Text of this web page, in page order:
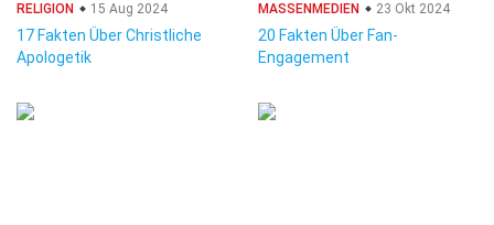
RELIGION 15 Aug 2024
17 Fakten Über Christliche
Apologetik
MASSENMEDIEN 23 Okt 2024
20 Fakten Über Fan-
Engagement